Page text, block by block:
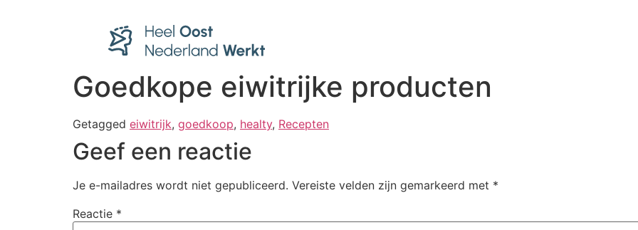
Goedkope eiwitrijke producten
Getagged eiwitrijk, goedkoop, healty, Recepten
Geef een reactie
Je e-mailadres wordt niet gepubliceerd. Vereiste velden zijn gemarkeerd met *
Reactie *